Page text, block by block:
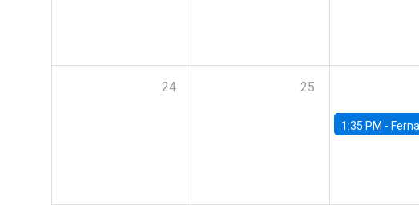
24 25
1:35 PM - Fernanda Rojas